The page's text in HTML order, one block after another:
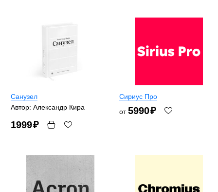
Санузел
Автор: Александр Кира
1999₽
Сириус Про
от5990₽